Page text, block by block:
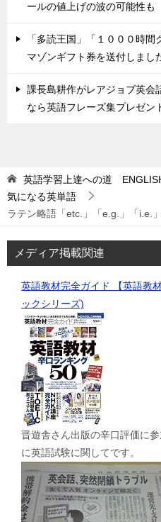
ールの値上げの波の可能性も
「多読王国」「１０００時
マゾンギフト券を送付しまし
課長島耕作がレアジョブ英会
なら英語フレーズ集プレゼン
英語学習上達への道
気になる英単語
ラテン略語「etc.」「e.g.」「i.e.
メディア掲載関連
英語教材完全ガイド 【英語教
ックシリーズ)
晋遊舎さん出版の辛口評価に
に英語試験に関してです。